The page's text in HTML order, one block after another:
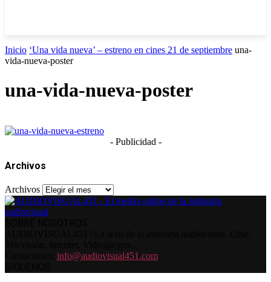
Inicio ‘Una vida nueva’ – estreno en cines 21 de septiembre una-
vida-nueva-poster
una-vida-nueva-poster
- Publicidad -
Archivos
Archivos
info@audiovisual451.com